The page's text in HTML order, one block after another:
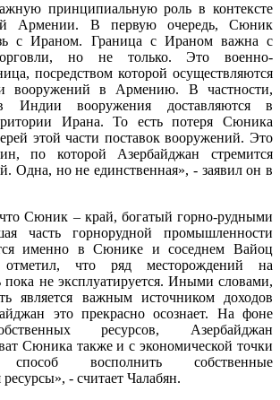
принципиальную роль в контексте
Армении. В первую очередь, Сюник
с Ираном. Граница с Ираном важна с
но не только. Это военно-
посредством которой осуществляются
вооружений в Армению. В частности,
Индии вооружения доставляются в
Ирана. То есть потеря Сюника
этой части поставок вооружений. Это
по которой Азербайджан стремится
Одна, но не единственная», - заявил он в
Сюник – край, богатый горно-рудными
часть горнорудной промышленности
именно в Сюнике и соседнем Вайоц
отметил, что ряд месторождений на
не эксплуатируется. Иными словами,
является важным источником доходов
это прекрасно осознает. На фоне
ресурсов, Азербайджан
Сюника также и с экономической точки
восполнить собственные
- считает Чалабян.